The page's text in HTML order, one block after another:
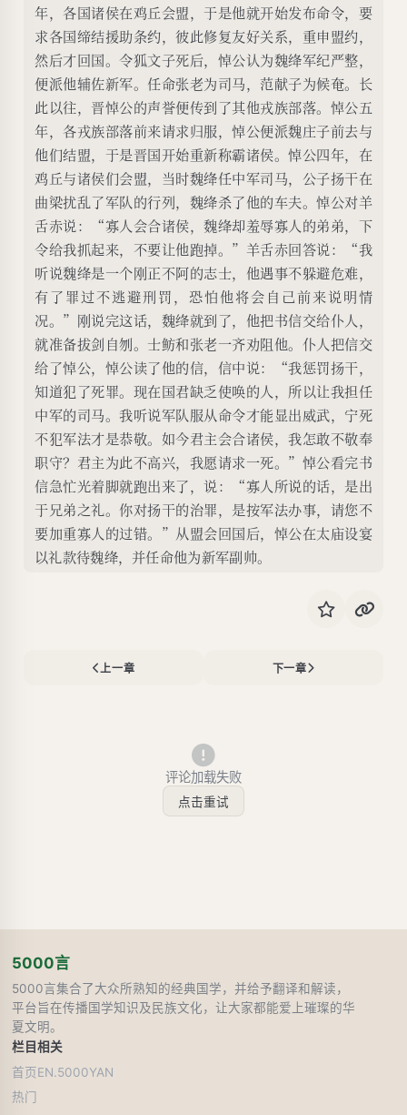
年，各国诸侯在鸡丘会盟，于是他就开始发布命令，要
求各国缔结援助条约，彼此修复友好关系，重申盟约，
然后才回国。令狐文子死后，悼公认为魏绛军纪严整，
便派他辅佐新军。任命张老为司马，范献子为候奄。长
此以往，晋悼公的声誉便传到了其他戎族部落。悼公五
年，各戎族部落前来请求归服，悼公便派魏庄子前去与
他们结盟，于是晋国开始重新称霸诸侯。悼公四年，在
鸡丘与诸侯们会盟，当时魏绛任中军司马，公子扬干在
曲梁扰乱了军队的行列，魏绛杀了他的车夫。悼公对羊
舌赤说：“寡人会合诸侯，魏绛却羞辱寡人的弟弟，下
令给我抓起来，不要让他跑掉。”羊舌赤回答说：“我
听说魏绛是一个刚正不阿的志士，他遇事不躲避危难，
有了罪过不逃避刑罚，恐怕他将会自己前来说明情
况。”刚说完这话，魏绛就到了，他把书信交给仆人，
就准备拔剑自刎。士鲂和张老一齐劝阻他。仆人把信交
给了悼公，悼公读了他的信，信中说：“我惩罚扬干，
知道犯了死罪。现在国君缺乏使唤的人，所以让我担任
中军的司马。我听说军队服从命令才能显出威武，宁死
不犯军法才是恭敬。如今君主会合诸侯，我怎敢不敬奉
职守？君主为此不高兴，我愿请求一死。”悼公看完书
信急忙光着脚就跑出来了，说：“寡人所说的话，是出
于兄弟之礼。你对扬干的治罪，是按军法办事，请您不
要加重寡人的过错。”从盟会回国后，悼公在太庙设宴
以礼款待魏绛，并任命他为新军副帅。
上一章 下一章
评论加载失败
点击重试
5000言
5000言集合了大众所熟知的经典国学，并给予翻译和解读，
平台旨在传播国学知识及民族文化，让大家都能爱上璀璨的华
夏文明。
栏目
首页
热门
相关
EN.5000YAN